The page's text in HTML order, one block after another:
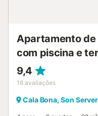
Apartamento
com piscina e
9,4
16 avaliações
Cala Bona, Son